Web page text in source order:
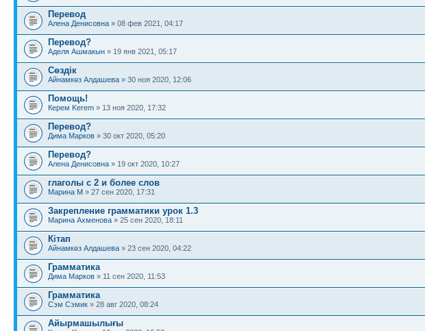
Перевод
Алена Денисовна » 08 фев 2021, 04:17
Перевод?
Аделя Ашмакын » 19 янв 2021, 05:17
Сөздік
Айнамкөз Алдашева » 30 ноя 2020, 12:06
Помощь!
Керем Kerem » 13 ноя 2020, 17:32
Перевод?
Дима Марков » 30 окт 2020, 05:20
Перевод?
Алена Денисовна » 19 окт 2020, 10:27
глаголы с 2 и более слов
Марина М » 27 сен 2020, 17:31
Закрепление грамматики урок 1.3
Марина Ахменова » 25 сен 2020, 18:11
Кітап
Айнамкөз Алдашева » 23 сен 2020, 04:22
Грамматика
Дима Марков » 11 сен 2020, 11:53
Грамматика
Сэм Сэмик » 28 авг 2020, 08:24
Айырмашылығы